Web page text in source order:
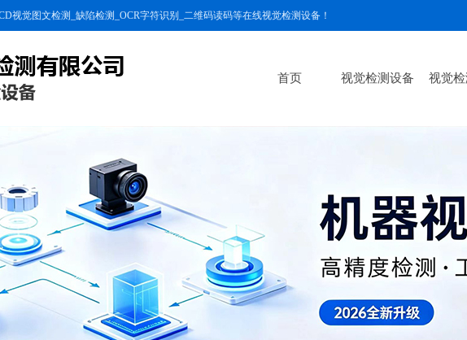
视觉图文检测_缺陷检测_OCR字符识别_二维码读码等在线视觉检测设备！
首页 视觉检测设备 视觉